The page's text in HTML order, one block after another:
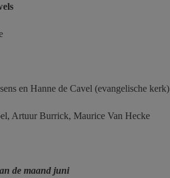
en Hanne de Cavel (evangelische kerk)
Artuur Burrick, Maurice Van Hecke
de maand juni